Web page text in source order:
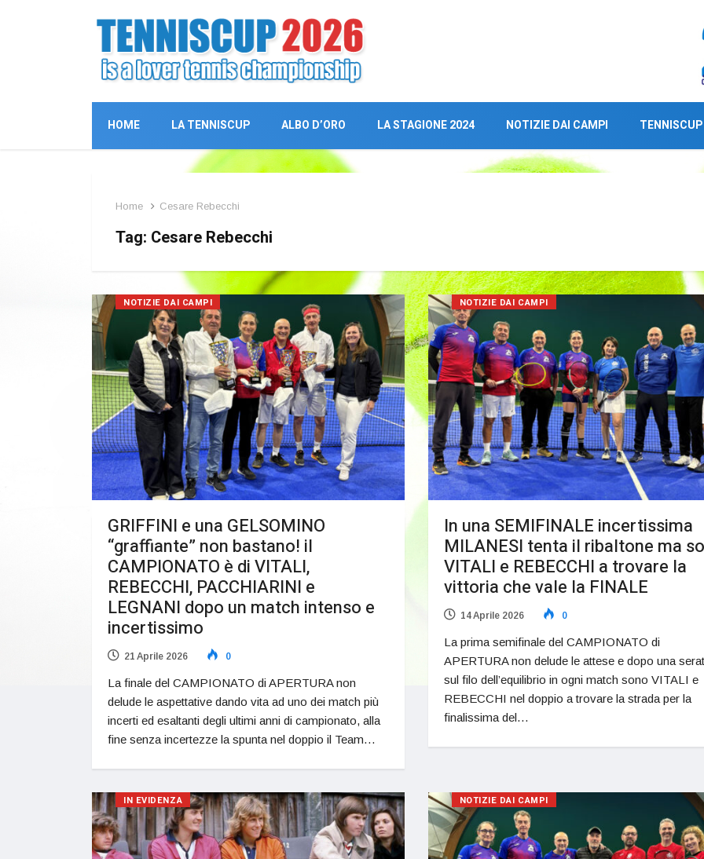
HOME LA TENNISCUP ALBO D’ORO LA STAGIONE 2024 NOTIZIE DAI CAMPI
Home Cesare Rebecchi
Tag: Cesare Rebecchi
NOTIZIE DAI CAMPI
GRIFFINI e una GELSOMINO
“graffiante” non bastano! il
CAMPIONATO è di VITALI,
REBECCHI, PACCHIARINI e
LEGNANI dopo un match intenso e
incertissimo
21 Aprile 2026 0
La finale del CAMPIONATO di APERTURA non
delude le aspettative dando vita ad uno dei match più
incerti ed esaltanti degli ultimi anni di campionato, alla
fine senza incertezze la spunta nel doppio il Team…
NOTIZIE DAI CAMPI
In una SEMIFINALE incertissima
MILANESI tenta il ribaltone ma
VITALI e REBECCHI a trovare la
vittoria che vale la FINALE
14 Aprile 2026 0
La prima semifinale del CAMPIONATO di
APERTURA non delude le attese e dopo una
sul filo dell’equilibrio in ogni match sono VITALI e
REBECCHI nel doppio a trovare la strada per la
finalissima del…
IN EVIDENZA NOTIZIE DAI CAMPI